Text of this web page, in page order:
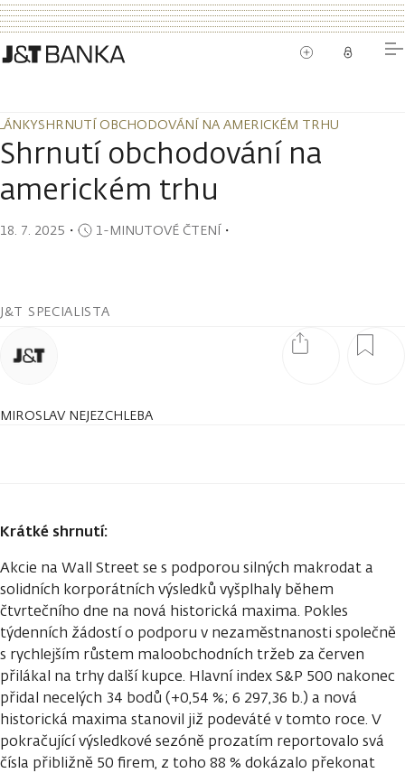
SHRNUTÍ OBCHODOVÁNÍ NA AMERICKÉM TRHU
SHRNUTÍ OBCHODOVÁNÍ NA AMERICKÉM TRHU
Shrnutí obchodování na
americkém trhu
18. 7. 2025 ・ 1-MINUTOVÉ ČTENÍ・
J&T SPECIALISTA
MIROSLAV NEJEZCHLEBA
Krátké shrnutí:
Akcie na Wall Street se s podporou silných makrodat a
solidních korporátních výsledků vyšplhaly během
čtvrtečního dne na nová historická maxima. Pokles
týdenních žádostí o podporu v nezaměstnanosti společně
s rychlejším růstem maloobchodních tržeb za červen
přilákal na trhy další kupce. Hlavní index S&P 500 nakonec
přidal necelých 34 bodů (+0,54 %; 6 297,36 b.) a nová
historická maxima stanovil již podeváté v tomto roce. V
pokračující výsledkové sezóně prozatím reportovalo svá
čísla přibližně 50 firem, z toho 88 % dokázalo překonat